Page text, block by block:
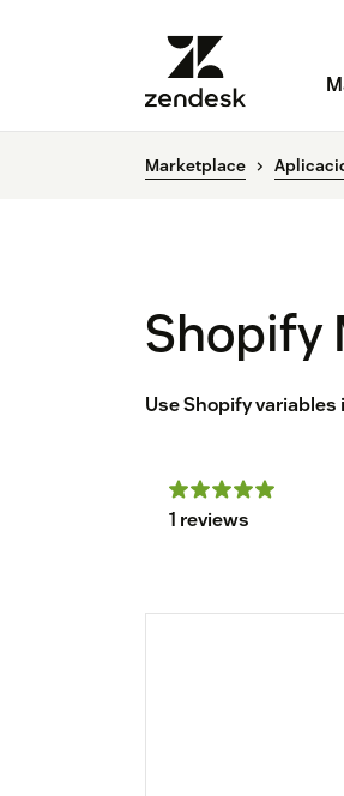
Marketplace
Shopify
Use Shopify
1 reviews